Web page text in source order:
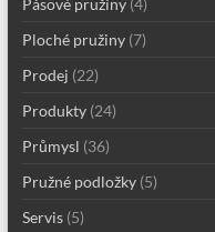
Pásové pružiny(4)
Ploché pružiny(7)
Prodej (22)
Produkty(24)
Průmysl (36)
Pružné podložky(5)
Servis(5)